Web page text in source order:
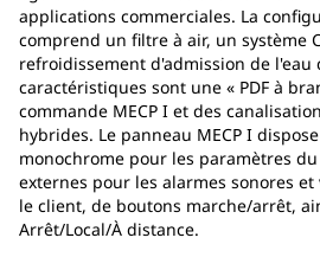
applications commerciales. La
comprend un filtre à air, un système
refroidissement d'admission de l'eau
caractéristiques sont une « PDF à
commande MECP I et des
hybrides. Le panneau MECP I
monochrome pour les paramètres
externes pour les alarmes sonores
le client, de boutons marche/arrêt,
Arrêt/Local/À distance.